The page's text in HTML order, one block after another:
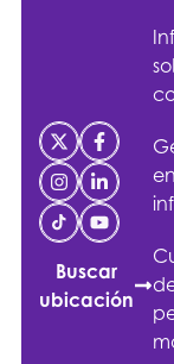
Buscar
ubicación